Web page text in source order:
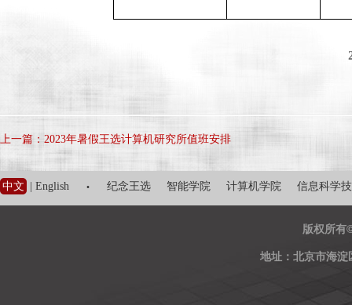
上一篇：2023年暑假王选计算机研究所值班安排
中文 English · 纪念王选 智能学院 计算机学院 信息科学
版权所有
地址：北京市海